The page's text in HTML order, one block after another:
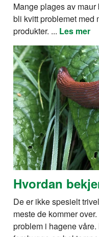
Mange plages av
bli kvitt problemet med
produkter. ... Les mer
Hvordan
De er ikke spesielt
meste de kommer
problem i hagene